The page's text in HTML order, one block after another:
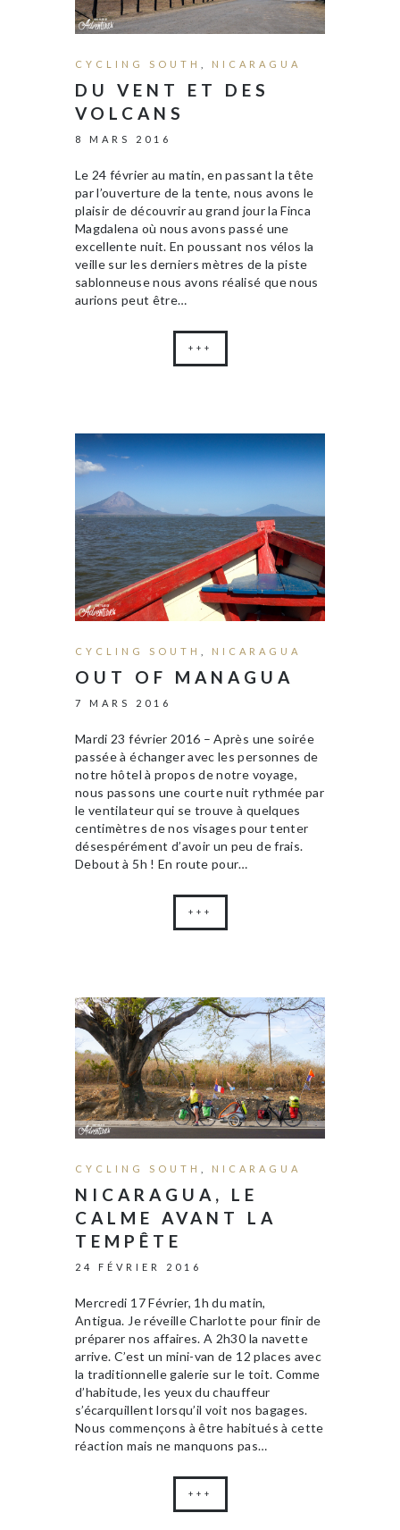
CYCLING SOUTH NICARAGUA
DU VENT ET DES
VOLCANS
8 MARS 2016
Le 24 février au matin, en passant la tête
par l’ouverture de la tente, nous avons le
plaisir de découvrir au grand jour la Finca
Magdalena où nous avons passé une
excellente nuit. En poussant nos vélos la
veille sur les derniers mètres de la piste
sablonneuse nous avons réalisé que nous
aurions peut être…
+++
CYCLING SOUTH NICARAGUA
OUT OF MANAGUA
7 MARS 2016
Mardi 23 février 2016 – Après une soirée
passée à échanger avec les personnes de
notre hôtel à propos de notre voyage,
nous passons une courte nuit rythmée par
le ventilateur qui se trouve à quelques
centimètres de nos visages pour tenter
désespérément d’avoir un peu de frais.
Debout à 5h ! En route pour…
+++
CYCLING SOUTH NICARAGUA
NICARAGUA, LE
CALME AVANT LA
TEMPÊTE
24 FÉVRIER 2016
Mercredi 17 Février, 1h du matin,
Antigua. Je réveille Charlotte pour finir de
préparer nos affaires. A 2h30 la navette
arrive. C’est un mini-van de 12 places avec
la traditionnelle galerie sur le toit. Comme
d’habitude, les yeux du chauffeur
s’écarquillent lorsqu’il voit nos bagages.
Nous commençons à être habitués à cette
réaction mais ne manquons pas…
+++